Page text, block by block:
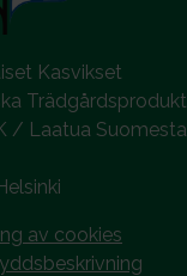
Kasvikset
/ Laatua
av cookies